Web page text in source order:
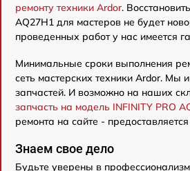
ремонту техники Ardor.
AQ27H1 для мастеров не будет
проведенных работ у нас имеется
Минимальные сроки выполнения
сеть мастерских техники Ardor. Мы
запчастей. И возможно на наших
запчасть на модель INFINITY PRO
ремонта на сайте -
Знаем свое дело
Будьте уверены в